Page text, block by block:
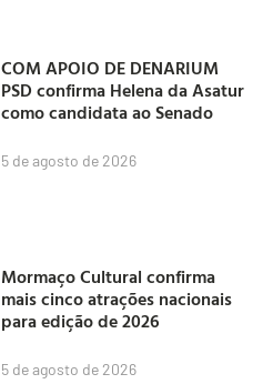
COM APOIO DE DENARIUM
PSD confirma Helena da Asatur
como candidata ao Senado
5 de agosto de 2026
Mormaço Cultural confirma
mais cinco atrações nacionais
para edição de 2026
5 de agosto de 2026